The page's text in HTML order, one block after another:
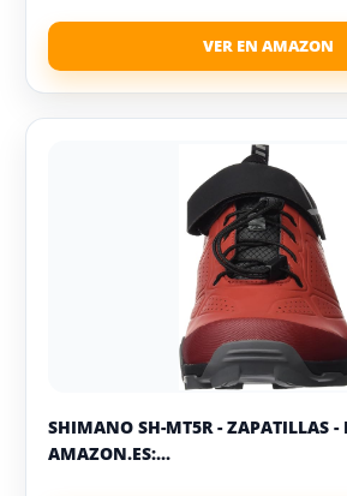
SHIMANO SH-MT5R - ZAPATILLAS -
AMAZON.ES:...